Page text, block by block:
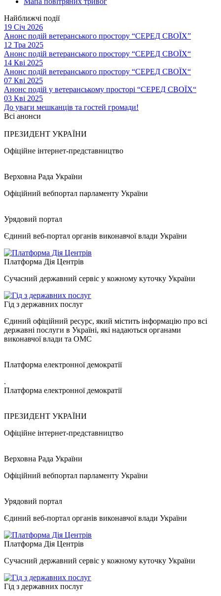
Найближчі події
19 Січ 2026
Анонс подій ветеранського простору “СЕРЕД СВОЇХ”
12 Тра 2025
Анонс подій ветеранського простору “СЕРЕД СВОЇХ“
14 Кві 2025
Анонс подій ветеранського простору “СЕРЕД СВОЇХ“
07 Кві 2025
Анонс подій у ветеранському просторі “СЕРЕД СВОЇХ“
03 Кві 2025
До уваги мешканців та гостей громади!
Всі анонси
ПРЕЗИДЕНТ УКРАЇНИ
Офіційне інтернет-представництво
Верховна Рада України
Офіційний вебпортал парламенту України
Урядовий портал
Єдиний веб-портал органів виконавчої влади України
Платформа Дія Центрів
Сучасний державний сервіс у кожному куточку України
Гід з державних послуг
Єдиний офіційний ресурс, який містить інформацію про всі
державні послуги в Україні, які надаються органами
виконавчої влади та ОМС
Платформа електронної демократії
.
Платформа електронної демократії
ПРЕЗИДЕНТ УКРАЇНИ
Офіційне інтернет-представництво
Верховна Рада України
Офіційний вебпортал парламенту України
Урядовий портал
Єдиний веб-портал органів виконавчої влади України
Платформа Дія Центрів
Сучасний державний сервіс у кожному куточку України
Гід з державних послуг